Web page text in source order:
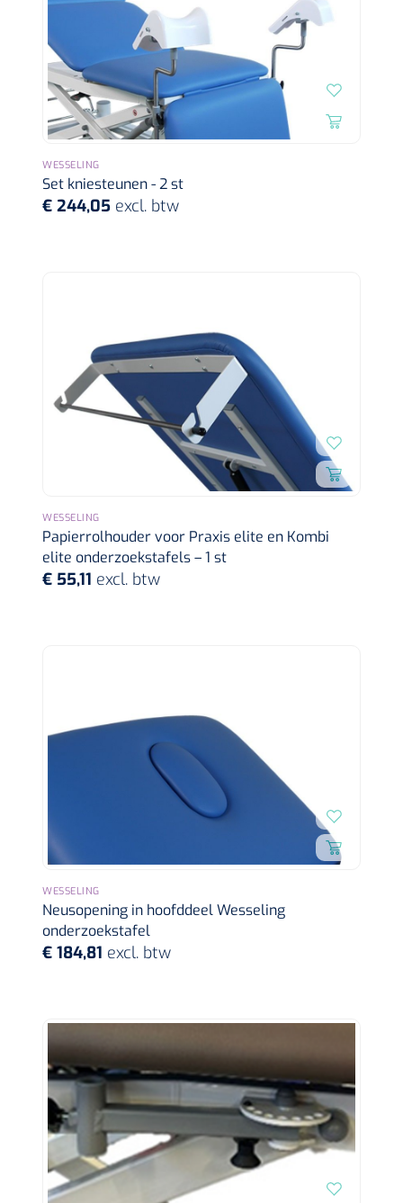
WESSELING
Set kniesteunen - 2 st
€ 244,05 excl. btw
WESSELING
Papierrolhouder voor Praxis elite en Kombi
elite onderzoekstafels – 1 st
€ 55,11 excl. btw
WESSELING
Neusopening in hoofddeel Wesseling
onderzoekstafel
€ 184,81 excl. btw